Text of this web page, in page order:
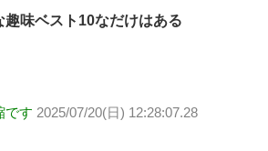
味ベスト10なだけはある
です 2025/07/20(日) 12:28:07.28